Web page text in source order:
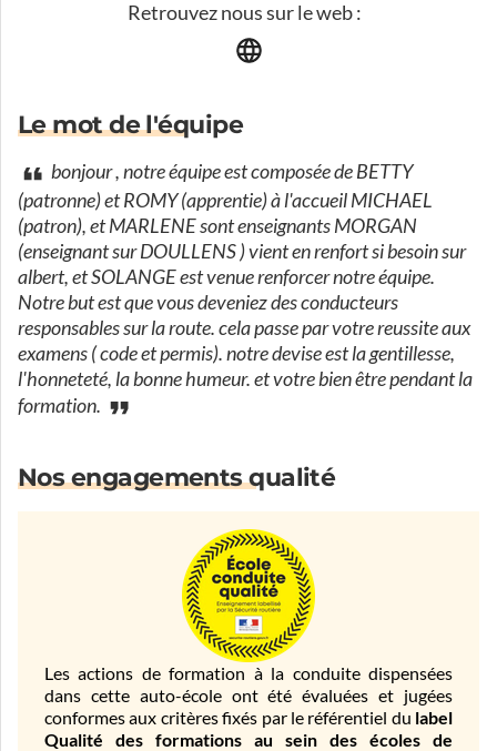
Retrouvez nous sur le web :
Le mot de l'équipe
bonjour , notre équipe est composée de BETTY
(patronne) et ROMY (apprentie) à l'accueil MICHAEL
(patron), et MARLENE sont enseignants MORGAN
(enseignant sur DOULLENS ) vient en renfort si besoin sur
albert, et SOLANGE est venue renforcer notre équipe.
Notre but est que vous deveniez des conducteurs
responsables sur la route. cela passe par votre reussite aux
examens ( code et permis). notre devise est la gentillesse,
l'honneteté, la bonne humeur. et votre bien être pendant la
formation.
Nos engagements qualité
Les actions de formation à la conduite dispensées
dans cette auto-école ont été évaluées et jugées
conformes aux critères fixés par le référentiel du label
Qualité des formations au sein des écoles de